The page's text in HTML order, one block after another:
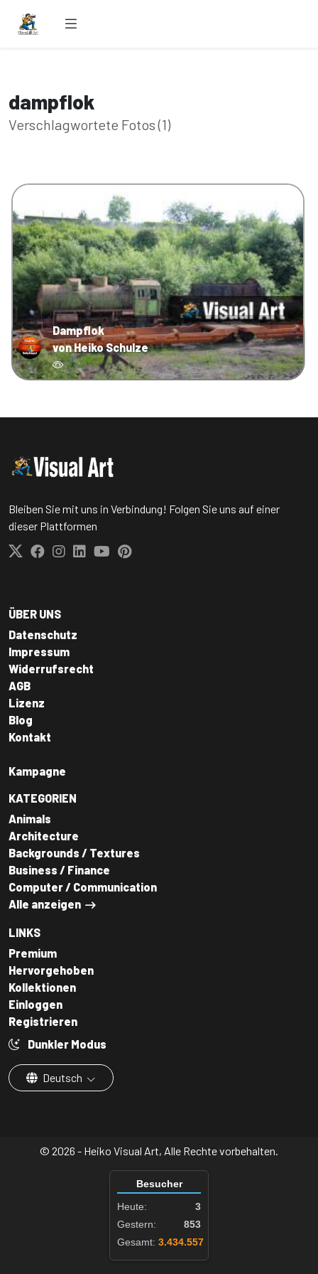
dampflok
Verschlagwortete Fotos (1)
Dampflok
von Heiko Schulze
Bleiben Sie mit uns in Verbindung! Folgen Sie uns auf einer
dieser Plattformen
ÜBER UNS
Datenschutz
Impressum
Widerrufsrecht
AGB
Lizenz
Blog
Kontakt
Kampagne
KATEGORIEN
Animals
Architecture
Backgrounds / Textures
Business / Finance
Computer / Communication
Alle anzeigen
LINKS
Premium
Hervorgehoben
Kollektionen
Einloggen
Registrieren
Dunkler Modus
Deutsch
© 2026 - Heiko Visual Art, Alle Rechte vorbehalten.
Besucher
Heute:
3
Gestern:
853
Gesamt: 3.434.557